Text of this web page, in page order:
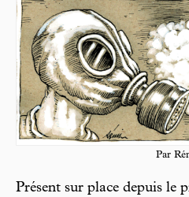
Par
Présent sur place depuis le